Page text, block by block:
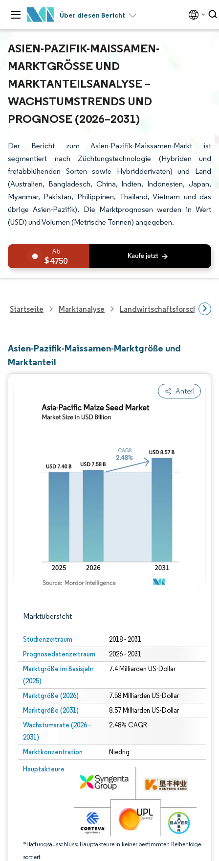
Über diesen Bericht
ASIEN-PAZIFIK-MAISSAMEN-
MARKTGRÖSSE UND M
ARKTANTEILSANALYSE – W
ACHSTUMSTRENDS UND P
ROGNOSE (2026–2031)
Der Bericht zum Asien-Pazifik-Maissamen-Markt ist
segmentiert nach Züchtungstechnologie (Hybriden und
freiabblühenden Sorten sowie Hybridderivaten) und Land
(Australien, Bangladesch, China, Indien, Indonesien, Japan,
Myanmar, Pakistan, Philippinen, Thailand, Vietnam und das
übrige Asien-Pazifik). Die Marktprognosen werden in Wert
(USD) und Volumen (Metrische Tonnen) angegeben.
4750
Startseite Marktanalyse Landwirtschaftsforschung
Asien-Pazifik-Maissamen-Marktgröße und
Marktanteil
Anteil
Marktübersicht
Studienzeitraum 2018 - 2031
Prognosedatenzeitraum 2026 - 2031
Marktgröße im Basisjahr
(2025)
7.4 Milliarden US-Dollar
Marktgröße (2026) 7.58 Milliarden US-Dollar
Marktgröße (2031) 8.57 Milliarden US-Dollar
Wachstumsrate (2026 -
2031)
2.48% CAGR
Marktkonzentration Niedrig
Hauptakteure
*Haftungsausschluss: Hauptakteure in keiner bestimmten Reihenfolge
sortiert
Bild © Mordor Intelligence. Wiederverwendung erfordert Namensnennung